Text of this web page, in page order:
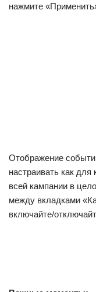
нажмите
Отображение
настраивать как
всей кампании в
между вкладками
включайте/